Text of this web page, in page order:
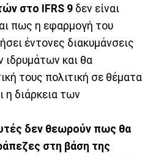
στο IFRS 9 δεν είναι
πως η εφαρμογή του
έντονες διακυμάνσεις
ιδρυμάτων και θα
τους πολιτική σε θέματα
η διάρκεια των
δεν θεωρούν πως θα
στη βάση της